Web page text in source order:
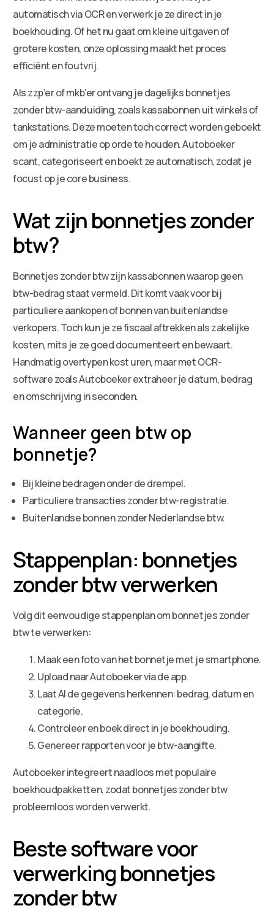
automatisch via OCR en verwerk je ze direct in je
boekhouding. Of het nu gaat om kleine uitgaven of
grotere kosten, onze oplossing maakt het proces
efficiënt en foutvrij.
Als zzp’er of mkb’er ontvang je dagelijks bonnetjes
zonder btw-aanduiding, zoals kassabonnen uit winkels of
tankstations. Deze moeten toch correct worden geboekt
om je administratie op orde te houden. Autoboeker
scant, categoriseert en boekt ze automatisch, zodat je
focust op je core business.
Wat zijn bonnetjes zonder
btw?
Bonnetjes zonder btw zijn kassabonnen waarop geen
btw-bedrag staat vermeld. Dit komt vaak voor bij
particuliere aankopen of bonnen van buitenlandse
verkopers. Toch kun je ze fiscaal aftrekken als zakelijke
kosten, mits je ze goed documenteert en bewaart.
Handmatig overtypen kost uren, maar met OCR-
software zoals Autoboeker extraheer je datum, bedrag
en omschrijving in seconden.
Wanneer geen btw op
bonnetje?
Bij kleine bedragen onder de drempel.
Particuliere transacties zonder btw-registratie.
Buitenlandse bonnen zonder Nederlandse btw.
Stappenplan: bonnetjes
zonder btw verwerken
Volg dit eenvoudige stappenplan om bonnetjes zonder
btw te verwerken:
Maak een foto van het bonnetje met je smartphone.
Upload naar Autoboeker via de app.
Laat AI de gegevens herkennen: bedrag, datum en
categorie.
Controleer en boek direct in je boekhouding.
Genereer rapporten voor je btw-aangifte.
Autoboeker integreert naadloos met populaire
boekhoudpakketten, zodat bonnetjes zonder btw
probleemloos worden verwerkt.
Beste software voor
verwerking bonnetjes
zonder btw